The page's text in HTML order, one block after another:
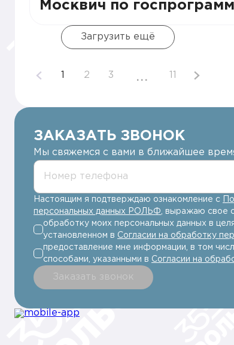
Москвич по
Загрузить ещё
2 3 ...
ЗАКАЗАТЬ ЗВОНОК
Мы свяжемся с вами в ближайшее
Номер телефона
Настоящим я подтверждаю ознакомление с
персональных данных РОЛЬФ , выражаю свое
обработку моих персональных данных в
установленном в Согласии на обработку
предоставление мне информации, в том
способами, указанными в Согласии на
Заказать звонок